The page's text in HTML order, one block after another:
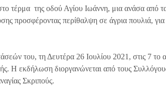
τέρμα της οδού Αγίου Ιωάννη, μια ανάσα από τα
προσφέροντας περίθαλψη σε άγρια πουλιά,
του, τη Δευτέρα 26 Ιουλίου 2021, στις 7 το
Η εκδήλωση διοργανώνεται από τους
Σκριπούς.